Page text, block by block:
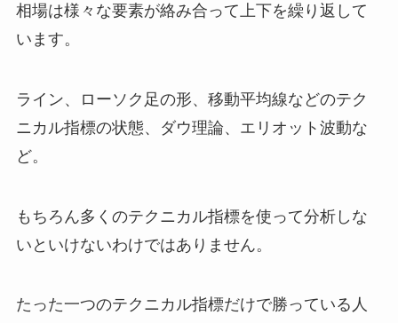
相場は様々な要素が絡み合って上下を繰り返して
います。
ライン、ローソク足の形、移動平均線などのテク
ニカル指標の状態、ダウ理論、エリオット波動な
ど。
もちろん多くのテクニカル指標を使って分析しな
いといけないわけではありません。
たった一つのテクニカル指標だけで勝っている人